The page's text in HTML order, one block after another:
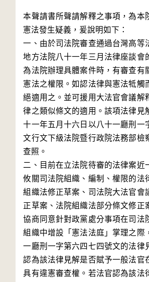
本聲請書所聲請解釋之事項，為本
憲法發生疑義，爰說明如下：
一、由於司法院審查通過台灣高等
地方法院八十一年三月法律座談會
為法院辦理具體案件時，有審查有
憲法之權限。如認法律與憲法牴觸
絕適用之。並可援用大法官會議解
律之類似條文的適用。該項法律見
十一年五月十六日以八十一廳刑一
文行文下級法院暨行政院法務部檢
查照。
二、目前在立法院待審的法律案近
攸關司法院組織、編制、權限的法
組織法修正草案、司法院大法官會
正草案、法院組織法部分條文修正
協商同意針對政黨處分事項在司法
組織中增設「憲法法庭」掌理之際
一廳刑一字第六四七四號文的法律
認為該法律見解是否賦予一般法官
具有違憲審查權。若法官認為該法